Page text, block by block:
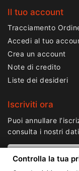
Il tuo account
Tracciamento
Accedi al tuo
Crea un account
Note di credito
Liste dei desideri
Iscriviti ora
Puoi annullare
consulta i nostri
Controlla la tua